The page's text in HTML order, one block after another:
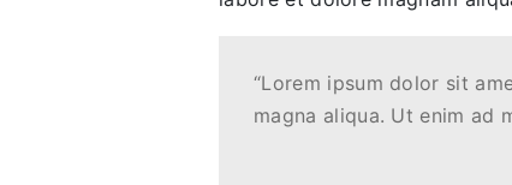
“Lorem ipsum dolor sit
magna aliqua. Ut enim ad